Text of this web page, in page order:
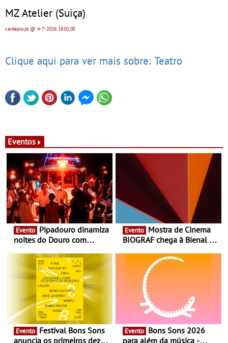
MZ Atelier (Suiça)
cardapio.pt@ 4-7-2026 18:01:00
Clique aqui para ver mais sobre: Teatro
Eventos
Evento
noites do Douro com
vinho, gastronomia e
música
Evento
BIOGRAF chega à Bienal de
Documentário, ensaio
fílmico e práticas artísticas
Evento
anuncia os primeiros dez
Evento
para além da música -